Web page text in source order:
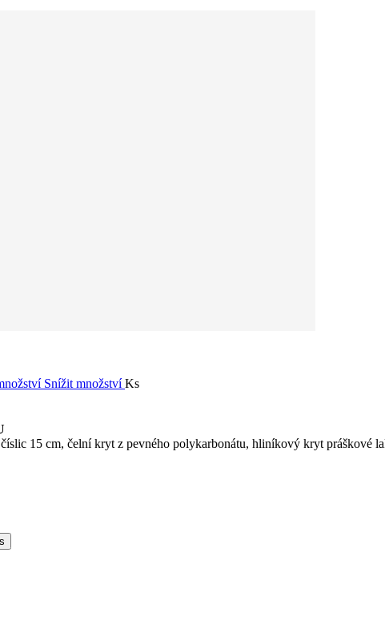
Snížit množstvíKs
15 cm, čelní kryt z pevného polykarbonátu, hliníkový kryt práškové